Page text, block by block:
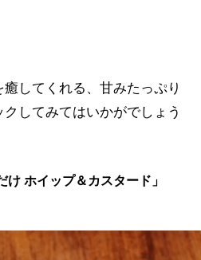
してくれる、甘みたっぷり
してみてはいかがでしょう
け ホイップ＆カスタード」